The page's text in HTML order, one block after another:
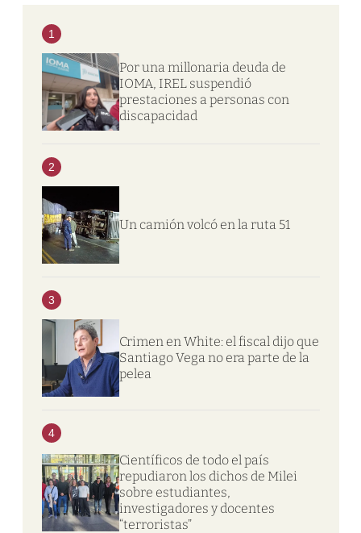
1
Por una millonaria deuda de
IOMA, IREL suspendió
prestaciones a personas con
discapacidad
2
Un camión volcó en la ruta 51
3
Crimen en White: el fiscal dijo que
Santiago Vega no era parte de la
pelea
4
Científicos de todo el país
repudiaron los dichos de Milei
sobre estudiantes,
investigadores y docentes
“terroristas”